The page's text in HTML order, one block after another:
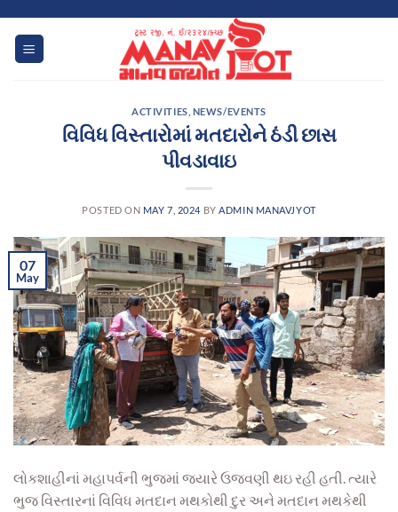
content
ACTIVITIES NEWS/EVENTS
વિવિધ વિસ્તારોમાં મતદારોને ઠંડી છાસ
પીવડાવાઇ
POSTED ON MAY 7, 2024 BY ADMIN MANAVJYOT
07
May
લોકશાહીનાં મહાપર્વની ભુજમાં જયારે ઉજવણી થઇ રહી હતી. ત્યારે
ભુજ વિસ્તારનાં વિવિધ મતદાન મથકોથી દુર અને મતદાન મથકેથી